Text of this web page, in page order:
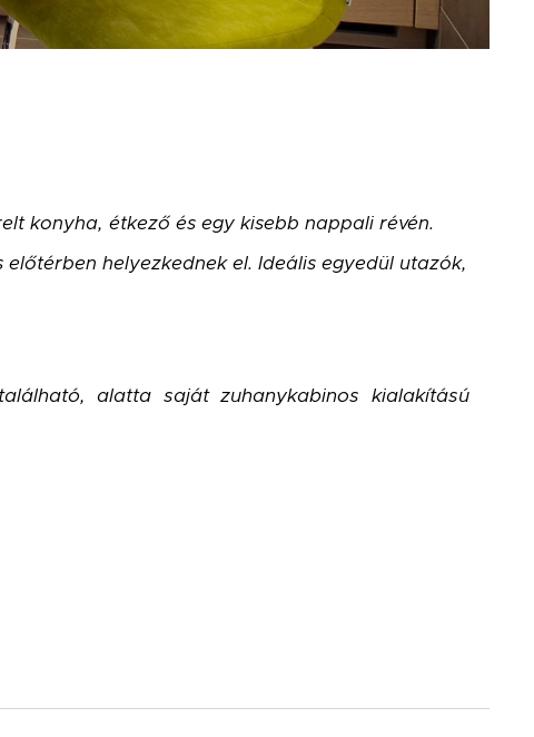
konyha, étkező és egy kisebb nappali révén.
helyezkednek el. Ideális egyedül utazók,
alatta saját zuhanykabinos kialakítású